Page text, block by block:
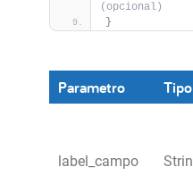
(opcional)
}
Parametro Tipo
label_campo